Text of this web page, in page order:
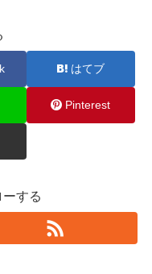
はてブ
Pinterest
する